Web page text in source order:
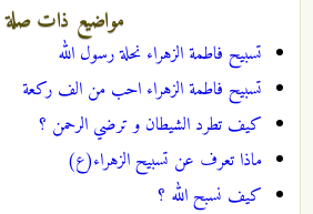
مواضيع ذات صلة
تسبيح فاطمة الزهراء نحلة رسول الله
تسبيح فاطمة الزهراء احب من الف ركعة
كيف تطرد الشيطان و ترضي الرحمن ؟
ماذا تعرف عن تسبيح الزهراء(ع)
كيف نسبح الله ؟